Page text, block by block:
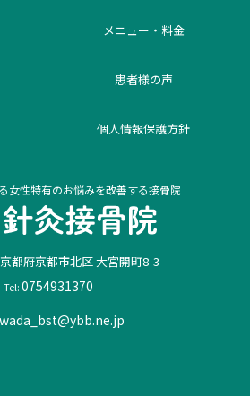
メニュー・料金
患者様の声
個人情報保護方針
女性特有のお悩みを改善する接骨院
京都府京都市北区大宮開町8-3
Tel:0754931370
wada_bst@ybb.ne.jp